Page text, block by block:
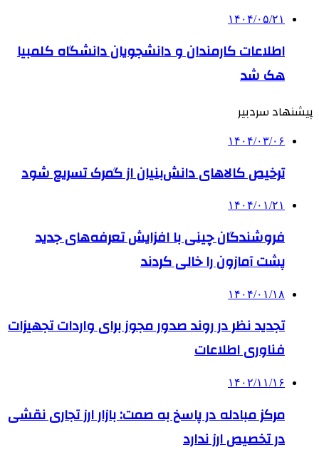
۱۴۰۴/۰۵/۲۱
اطلاعات کارمندان و دانشجویان دانشگاه کلمبیا
هک شد
پیشنهاد سردبیر
۱۴۰۴/۰۳/۰۶
ترخیص کالاهای دانش‌بنیان از گمرک تسریع شود
۱۴۰۴/۰۱/۲۱
فروشندگان چینی با افزایش تعرفه‌های جدید
پشت آمازون را خالی کردند
۱۴۰۴/۰۱/۱۸
تجدید نظر در روند صدور مجوز برای واردات تجهیزات
فناوری اطلاعات
۱۴۰۲/۱۱/۱۶
مرکز مبادله در پاسخ به صمت: بازار ارز تجاری نقشی
در تخصیص ارز ندارد